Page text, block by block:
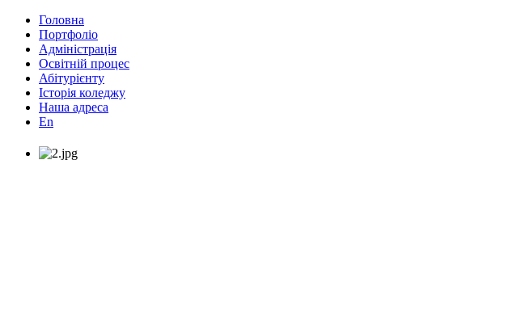
Головна
Портфоліо
Адміністрація
Освітній процес
Абітурієнту
Історія коледжу
Наша адреса
En